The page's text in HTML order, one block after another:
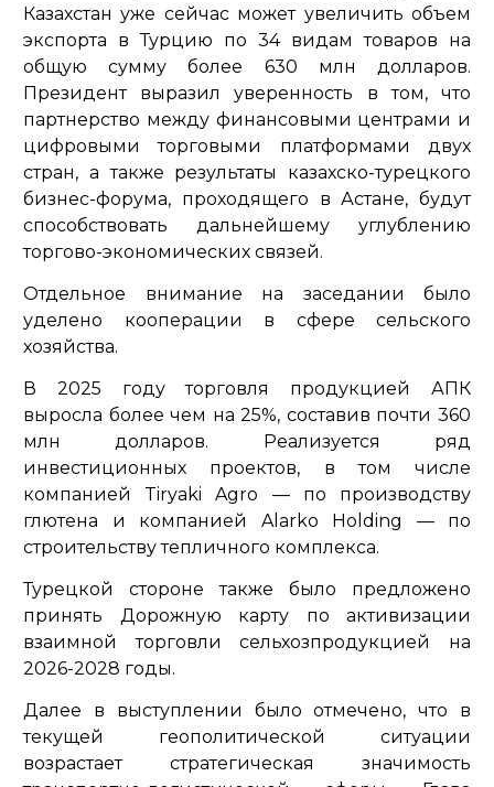
Казахстан уже сейчас может увеличить объем
экспорта в Турцию по 34 видам товаров на
общую сумму более 630 млн долларов.
Президент выразил уверенность в том, что
партнерство между финансовыми центрами и
цифровыми торговыми платформами двух
стран, а также результаты казахско-турецкого
бизнес-форума, проходящего в Астане, будут
способствовать дальнейшему углублению
торгово-экономических связей.
Отдельное внимание на заседании было
уделено кооперации в сфере сельского
хозяйства.
В 2025 году торговля продукцией АПК
выросла более чем на 25%, составив почти 360
млн долларов. Реализуется ряд
инвестиционных проектов, в том числе
компанией Tiryaki Agro — по производству
глютена и компанией Alarko Holding — по
строительству тепличного комплекса.
Турецкой стороне также было предложено
принять Дорожную карту по активизации
взаимной торговли сельхозпродукцией на
2026-2028 годы.
Далее в выступлении было отмечено, что в
текущей геополитической ситуации
возрастает стратегическая значимость